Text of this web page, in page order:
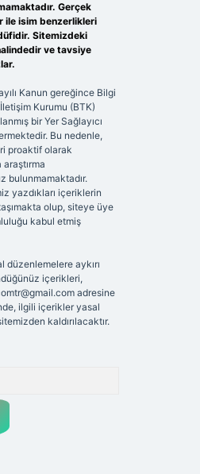
Gerçek
ile isim benzerlikleri
Sitemizdeki
ve tavsiye
Kanun gereğince Bilgi
Kurumu (BTK)
bir Yer Sağlayıcı
Bu nedenle,
proaktif olarak
bulunmamaktadır.
yazdıkları içeriklerin
olup, siteye üye
kabul etmiş
düzenlemelere aykırı
içerikleri,
adresine
ilgili içerikler yasal
kaldırılacaktır.